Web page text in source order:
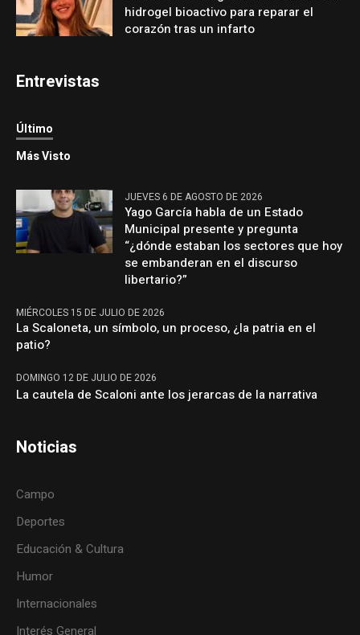
hidrogel bioactivo para reparar el
corazón tras un infarto
Entrevistas
Último
Más Visto
JUEVES 6 DE AGOSTO DE 2026
Yago García habla de un Estado
Municipal presente y pregunta
“¿dónde estaban los sectores que hoy
se embanderan en el discurso
libertario?”
MIÉRCOLES 15 DE JULIO DE 2026
La Scaloneta, un símbolo, un proceso, ¿la patria en el
patio?
DOMINGO 12 DE JULIO DE 2026
La cautela de Scaloni ante los jerarcas de la narrativa
Noticias
Campo
Deportes
Educación & Cultura
Humor
Internacionales
Interés General